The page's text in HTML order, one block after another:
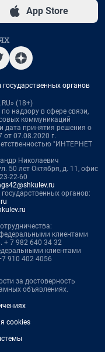
App Store
органов
(18+)
надзору в сфере связи,
коммуникаций
дата принятия решения о
07.08.2020 г.
"ИНТЕРНЕТ
Николаевич
50 лет Октября, д. 11, офис
22-60
органов:
клиентами
+ 7 982 640 34 32
клиентами
910 402 4056
за достоверность
объявлениях.
cookies